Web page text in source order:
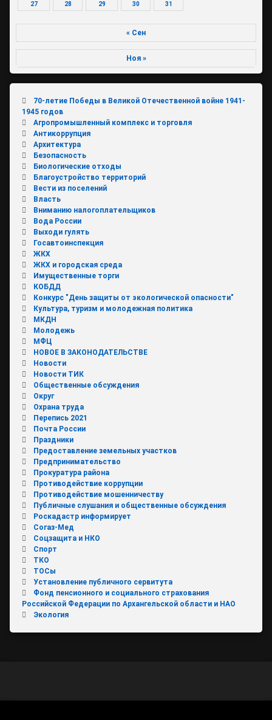
27 28 29 30 31
« Сен
Ноя »
70-летие Победы в Великой Отечественной войне 1941-
1945 годов
Агропромышленный комплекс и торговля
Антикоррупция
Архитектура
Безопасность
Биологические отходы
Благоустройство территорий
Вести из поселений
Власть
Вниманию налогоплательщиков
Вода России
Выходи гулять
Госавтоинспекция
ЖКХ
ЖКХ и городская среда
Имущественные торги
КОБДД
Конкурс "День защиты от экологической опасности"
Культура, туризм и молодежная политика
МКДН
Молодежь
МФЦ
НОВОЕ В ЗАКОНОДАТЕЛЬСТВЕ
Новости
Новости ТИК
Общественные обсуждения
Округ
Охрана труда
Перепись 2021
Почта России
Праздники
Предоставление земельных участков
Предпринимательство
Прокуратура района
Противодействие коррупции
Противодействие мошенничеству
Публичные слушания и общественные обсуждения
Роскадастр информирует
Согаз-Мед
Соцзащита и НКО
Спорт
ТКО
ТОСы
Установление публичного сервитута
Фонд пенсионного и социального страхования
Российской Федерации по Архангельской области и НАО
Экология